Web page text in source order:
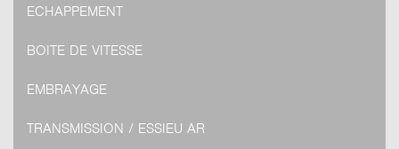
ECHAPPEMENT
BOITE DE VITESSE
EMBRAYAGE
TRANSMISSION / ESSIEU AR